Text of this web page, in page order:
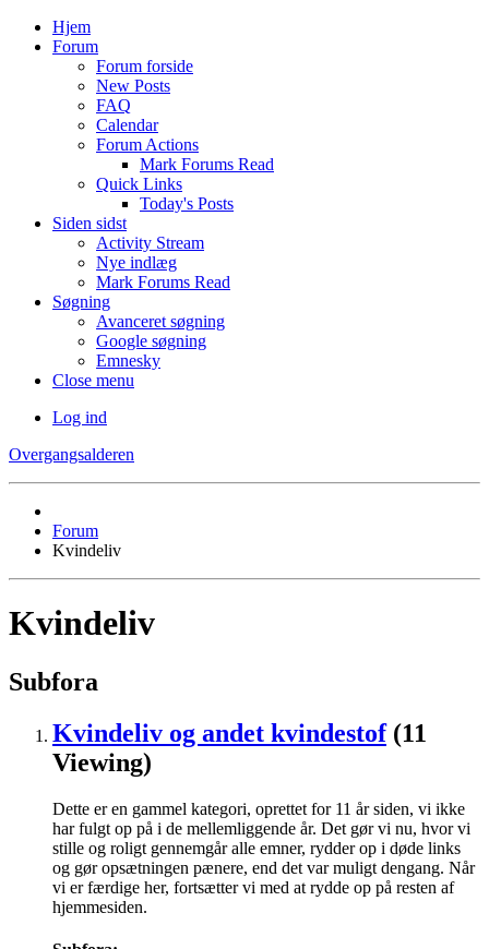
Hjem
Forum
Forum forside
New Posts
FAQ
Calendar
Forum Actions
Mark Forums Read
Quick Links
Today's Posts
Siden sidst
Activity Stream
Nye indlæg
Mark Forums Read
Søgning
Avanceret søgning
Google søgning
Emnesky
Close menu
Log ind
Overgangsalderen
Forum
Kvindeliv
Kvindeliv
Subfora
Kvindeliv og andet kvindestof (11
Viewing)
Dette er en gammel kategori, oprettet for 11 år siden, vi ikke
har fulgt op på i de mellemliggende år. Det gør vi nu, hvor vi
stille og roligt gennemgår alle emner, rydder op i døde links
og gør opsætningen pænere, end det var muligt dengang. Når
vi er færdige her, fortsætter vi med at rydde op på resten af
hjemmesiden.